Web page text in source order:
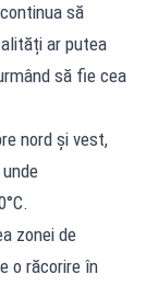
să
ar putea
să fie cea
nord și vest,
zonei de
o răcorire în